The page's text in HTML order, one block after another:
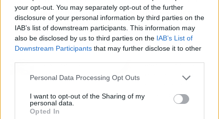
your opt-out. You may separately opt-out of the further
disclosure of your personal information by third parties on the
IAB’s list of downstream participants. This information may
also be disclosed by us to third parties on the IAB’s List of
Downstream Participants that may further disclose it to other
Personal Data Processing Opt Outs
I want to opt-out of the Sharing of my
personal data.
Opted In
Esto agiliza enormemente las tareas y hace
más eficientes los procesos.
Artículo anterior
Ovipor, productos
ibéricos y bienestar
Artículo siguiente
Novonatur explica los
beneficios de la biotina
alimenticios